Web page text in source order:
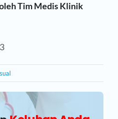
Tim Medis Klinik